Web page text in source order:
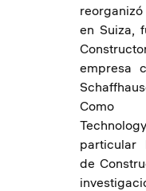
en Suiza,
empresa
Como
particular
de